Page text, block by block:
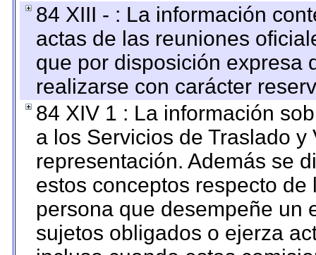
84 XIII - : La información
actas de las reuniones
que por disposición expresa
realizarse con carácter
84 XIV 1 : La información
a los Servicios de Traslado
representación. Además se
estos conceptos respecto
persona que desempeñe un
sujetos obligados o ejerza